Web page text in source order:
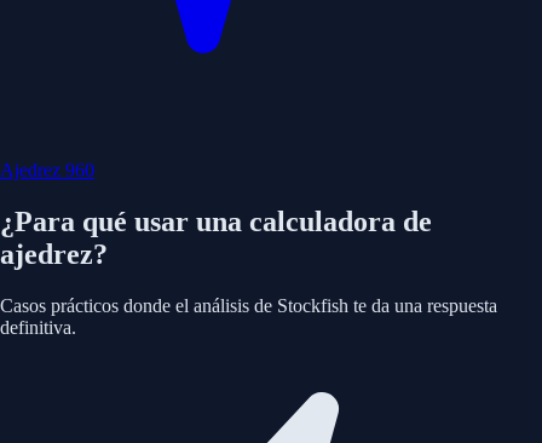
Ajedrez 960
¿Para qué usar una calculadora de
ajedrez?
Casos prácticos donde el análisis de Stockfish te da una respuesta
definitiva.